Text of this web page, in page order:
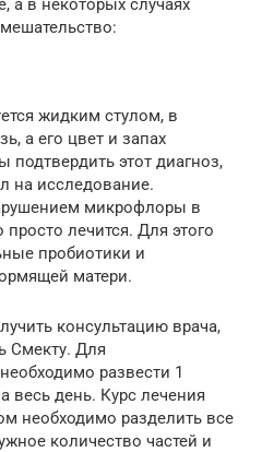
а в некоторых случаях
жидким стулом, в
а его цвет и запах
этот диагноз,
на исследование.
микрофлоры в
лечится. Для этого
пробиотики и
матери.
консультацию врача,
Смекту. Для
развести 1
весь день. Курс лечения
необходимо разделить все
количество частей и